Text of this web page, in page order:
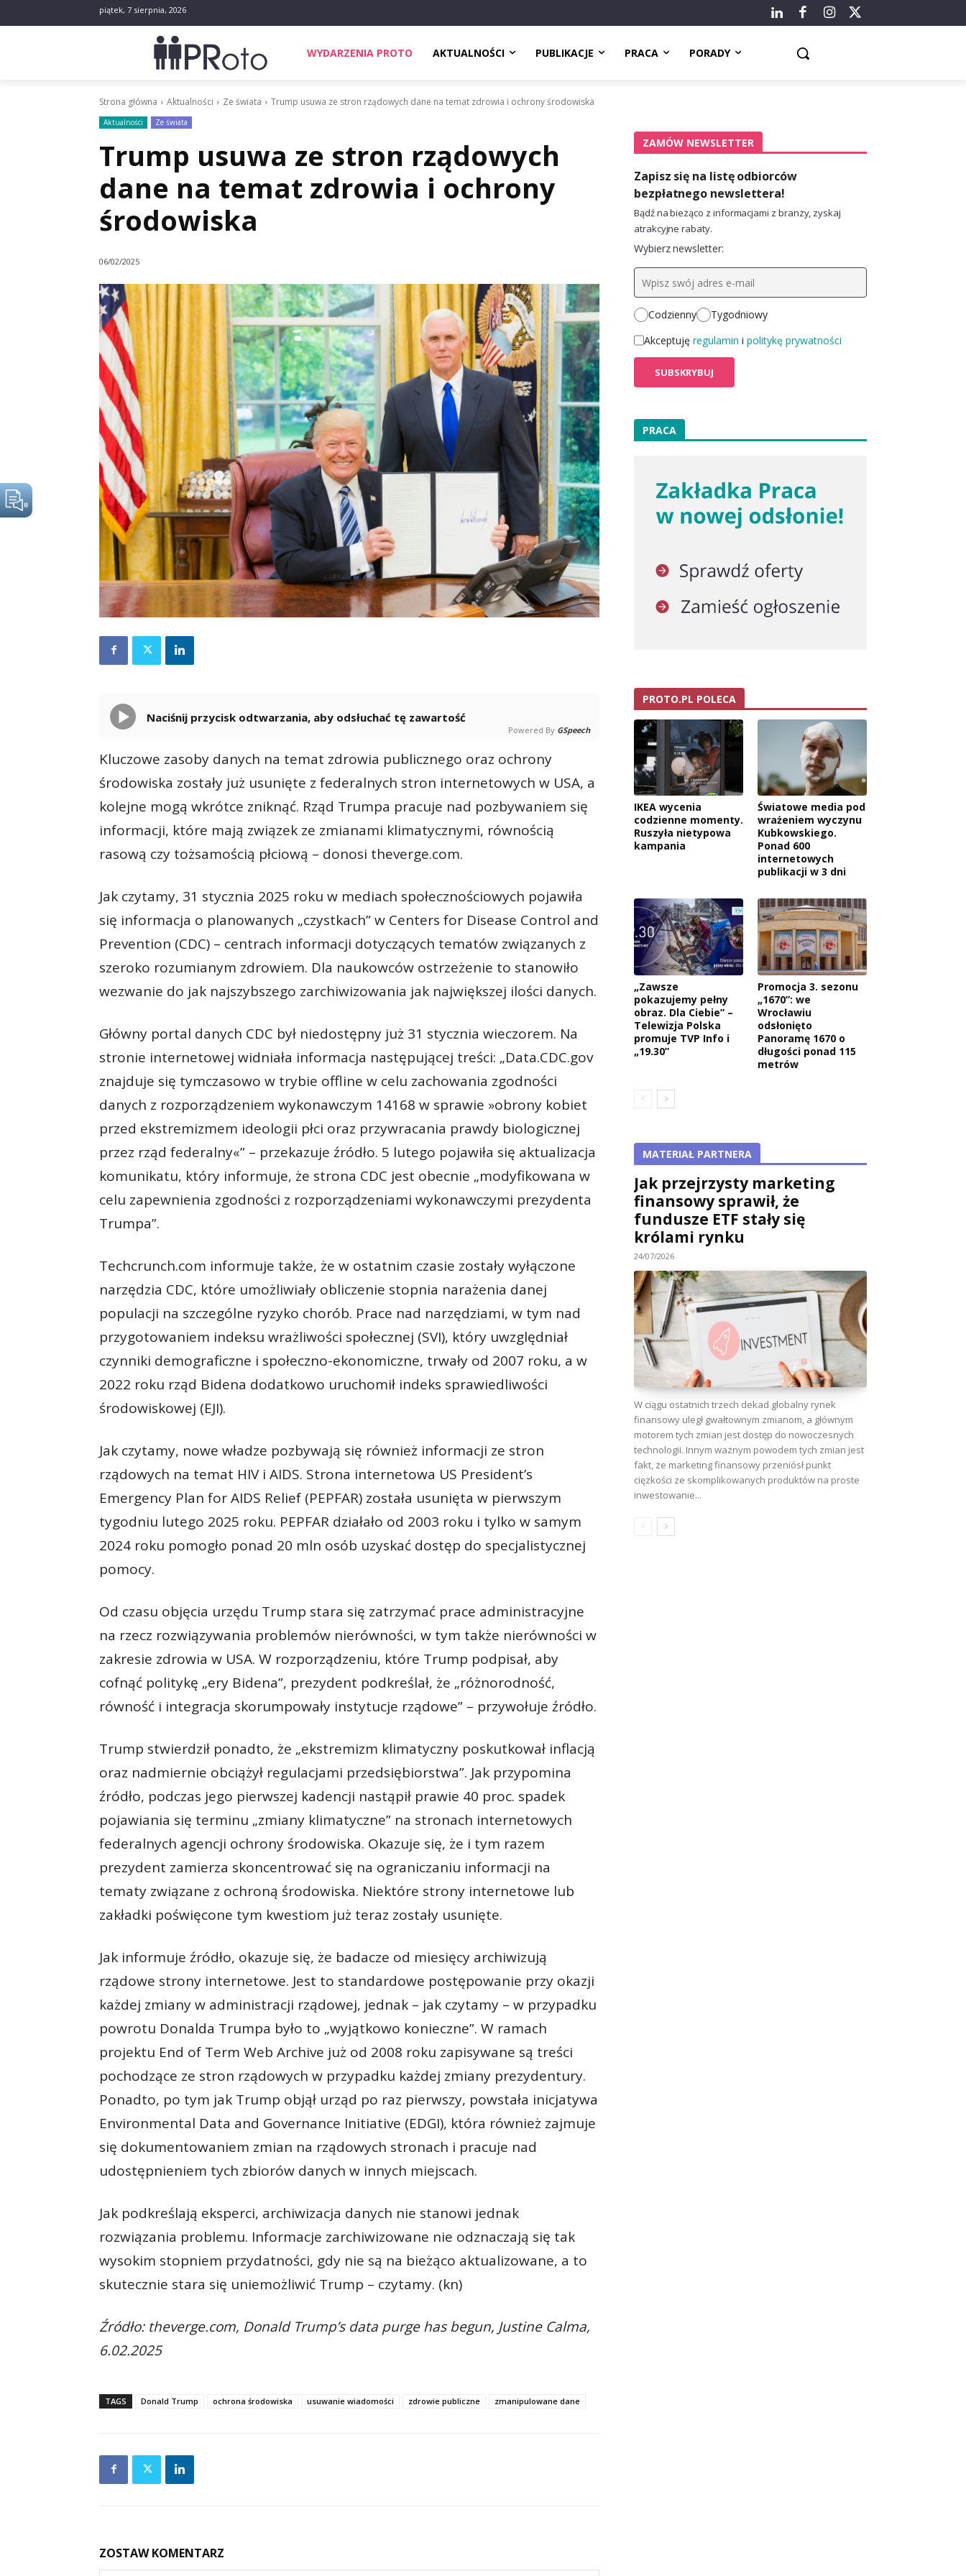
piątek, 7 sierpnia, 2026
WYDARZENIA PROTO AKTUALNOŚCI PUBLIKACJE PRACA PORADY
Strona główna Aktualności Ze świata Trump usuwa ze stron rządowych dane na temat zdrowia i ochrony środowiska
Aktualności Ze świata
Trump usuwa ze stron rządowych
dane na temat zdrowia i ochrony
środowiska
06/02/2025
Naciśnij przycisk odtwarzania, aby odsłuchać tę zawartość
Powered By GSpeech
Kluczowe zasoby danych na temat zdrowia publicznego oraz ochrony
środowiska zostały już usunięte z federalnych stron internetowych w USA, a
kolejne mogą wkrótce zniknąć. Rząd Trumpa pracuje nad pozbywaniem się
informacji, które mają związek ze zmianami klimatycznymi, równością
rasową czy tożsamością płciową – donosi theverge.com.
Jak czytamy, 31 stycznia 2025 roku w mediach społecznościowych pojawiła
się informacja o planowanych „czystkach” w Centers for Disease Control and
Prevention (CDC) – centrach informacji dotyczących tematów związanych z
szeroko rozumianym zdrowiem. Dla naukowców ostrzeżenie to stanowiło
wezwanie do jak najszybszego zarchiwizowania jak największej ilości danych.
Główny portal danych CDC był niedostępny już 31 stycznia wieczorem. Na
stronie internetowej widniała informacja następującej treści: „Data.CDC.gov
znajduje się tymczasowo w trybie offline w celu zachowania zgodności
danych z rozporządzeniem wykonawczym 14168 w sprawie »obrony kobiet
przed ekstremizmem ideologii płci oraz przywracania prawdy biologicznej
przez rząd federalny«” – przekazuje źródło. 5 lutego pojawiła się aktualizacja
komunikatu, który informuje, że strona CDC jest obecnie „modyfikowana w
celu zapewnienia zgodności z rozporządzeniami wykonawczymi prezydenta
Trumpa”.
Techcrunch.com informuje także, że w ostatnim czasie zostały wyłączone
narzędzia CDC, które umożliwiały obliczenie stopnia narażenia danej
populacji na szczególne ryzyko chorób. Prace nad narzędziami, w tym nad
przygotowaniem indeksu wrażliwości społecznej (SVI), który uwzględniał
czynniki demograficzne i społeczno-ekonomiczne, trwały od 2007 roku, a w
2022 roku rząd Bidena dodatkowo uruchomił indeks sprawiedliwości
środowiskowej (EJI).
Jak czytamy, nowe władze pozbywają się również informacji ze stron
rządowych na temat HIV i AIDS. Strona internetowa US President’s
Emergency Plan for AIDS Relief (PEPFAR) została usunięta w pierwszym
tygodniu lutego 2025 roku. PEPFAR działało od 2003 roku i tylko w samym
2024 roku pomogło ponad 20 mln osób uzyskać dostęp do specjalistycznej
pomocy.
Od czasu objęcia urzędu Trump stara się zatrzymać prace administracyjne
na rzecz rozwiązywania problemów nierówności, w tym także nierówności w
zakresie zdrowia w USA. W rozporządzeniu, które Trump podpisał, aby
cofnąć politykę „ery Bidena”, prezydent podkreślał, że „różnorodność,
równość i integracja skorumpowały instytucje rządowe” – przywołuje źródło.
Trump stwierdził ponadto, że „ekstremizm klimatyczny poskutkował inflacją
oraz nadmiernie obciążył regulacjami przedsiębiorstwa”. Jak przypomina
źródło, podczas jego pierwszej kadencji nastąpił prawie 40 proc. spadek
pojawiania się terminu „zmiany klimatyczne” na stronach internetowych
federalnych agencji ochrony środowiska. Okazuje się, że i tym razem
prezydent zamierza skoncentrować się na ograniczaniu informacji na
tematy związane z ochroną środowiska. Niektóre strony internetowe lub
zakładki poświęcone tym kwestiom już teraz zostały usunięte.
Jak informuje źródło, okazuje się, że badacze od miesięcy archiwizują
rządowe strony internetowe. Jest to standardowe postępowanie przy okazji
każdej zmiany w administracji rządowej, jednak – jak czytamy – w przypadku
powrotu Donalda Trumpa było to „wyjątkowo konieczne”. W ramach
projektu End of Term Web Archive już od 2008 roku zapisywane są treści
pochodzące ze stron rządowych w przypadku każdej zmiany prezydentury.
Ponadto, po tym jak Trump objął urząd po raz pierwszy, powstała inicjatywa
Environmental Data and Governance Initiative (EDGI), która również zajmuje
się dokumentowaniem zmian na rządowych stronach i pracuje nad
udostępnieniem tych zbiorów danych w innych miejscach.
Jak podkreślają eksperci, archiwizacja danych nie stanowi jednak
rozwiązania problemu. Informacje zarchiwizowane nie odznaczają się tak
wysokim stopniem przydatności, gdy nie są na bieżąco aktualizowane, a to
skutecznie stara się uniemożliwić Trump – czytamy. (kn)
Źródło: theverge.com, Donald Trump’s data purge has begun, Justine Calma,
6.02.2025
TAGS Donald Trump ochrona środowiska usuwanie wiadomości zdrowie publiczne zmanipulowane dane
ZOSTAW KOMENTARZ
ZAMÓW NEWSLETTER
Zapisz się na listę odbiorców
bezpłatnego newslettera!
Bądź na bieżąco z informacjami z branży, zyskaj
atrakcyjne rabaty.
Wybierz newsletter:
Codzienny
Tygodniowy
Akceptuję regulamin i politykę prywatności
PRACA
PROTO.PL POLECA
IKEA wycenia
codzienne momenty.
Ruszyła nietypowa
kampania
Światowe media pod
wrażeniem wyczynu
Kubkowskiego.
Ponad 600
internetowych
publikacji w 3 dni
„Zawsze
pokazujemy pełny
obraz. Dla Ciebie” –
Telewizja Polska
promuje TVP Info i
„19.30”
Promocja 3. sezonu
„1670”: we
Wrocławiu
odsłonięto
Panoramę 1670 o
długości ponad 115
metrów
MATERIAŁ PARTNERA
Jak przejrzysty marketing
finansowy sprawił, że
fundusze ETF stały się
królami rynku
24/07/2026
W ciągu ostatnich trzech dekad globalny rynek
finansowy uległ gwałtownym zmianom, a głównym
motorem tych zmian jest dostęp do nowoczesnych
technologii. Innym ważnym powodem tych zmian jest
fakt, że marketing finansowy przeniósł punkt
ciężkości ze skomplikowanych produktów na proste
inwestowanie...